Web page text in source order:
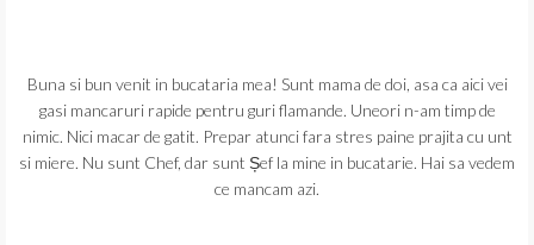
Buna si bun venit in bucataria mea! Sunt mama de doi, asa ca aici vei
gasi mancaruri rapide pentru guri flamande. Uneori n-am timp de
nimic. Nici macar de gatit. Prepar atunci fara stres paine prajita cu unt
si miere. Nu sunt Chef, dar sunt Șef la mine in bucatarie. Hai sa vedem
ce mancam azi.